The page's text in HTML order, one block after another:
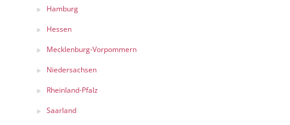
Hamburg
Hessen
Mecklenburg-Vorpommern
Niedersachsen
Rheinland-Pfalz
Saarland